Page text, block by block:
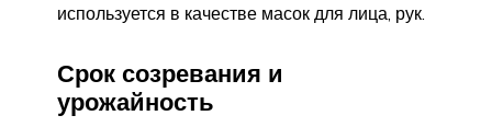
используется в качестве масок для лица, рук.
Срок созревания и
урожайность